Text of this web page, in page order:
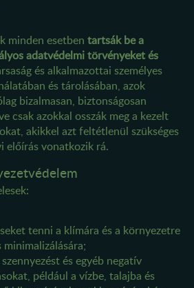
minden esetben tartsák be a
adatvédelmi törvényeket és
és alkalmazottai személyes
és tárolásában, azok
bizalmasan, biztonságosan
csak azokkal osszák meg a kezelt
akikkel azt feltétlenül szükséges
előírás vonatkozik rá.
tenni a klímára és a környezetre
és egyéb negatív
például a vízbe, talajba és